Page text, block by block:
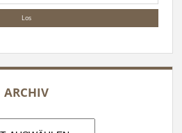
ARCHIV